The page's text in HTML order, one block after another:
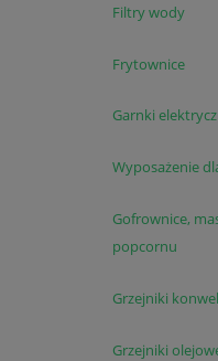
Filtry wody
Frytownice
Garnki
Wyposażenie
Gofrownice,
popcornu
Grzejniki
Grzejniki